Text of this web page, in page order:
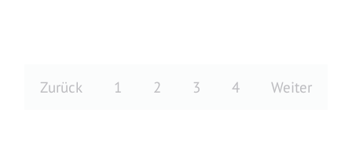
Zurück 1 2 3 4 Weiter